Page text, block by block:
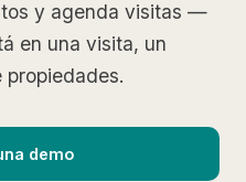
y agenda visitas —
en una visita, un
propiedades.
demo